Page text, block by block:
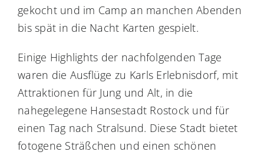
gekocht und im Camp an manchen Abenden
bis spät in die Nacht Karten gespielt.
Einige Highlights der nachfolgenden Tage
waren die Ausflüge zu Karls Erlebnisdorf, mit
Attraktionen für Jung und Alt, in die
nahegelegene Hansestadt Rostock und für
einen Tag nach Stralsund. Diese Stadt bietet
fotogene Sträßchen und einen schönen